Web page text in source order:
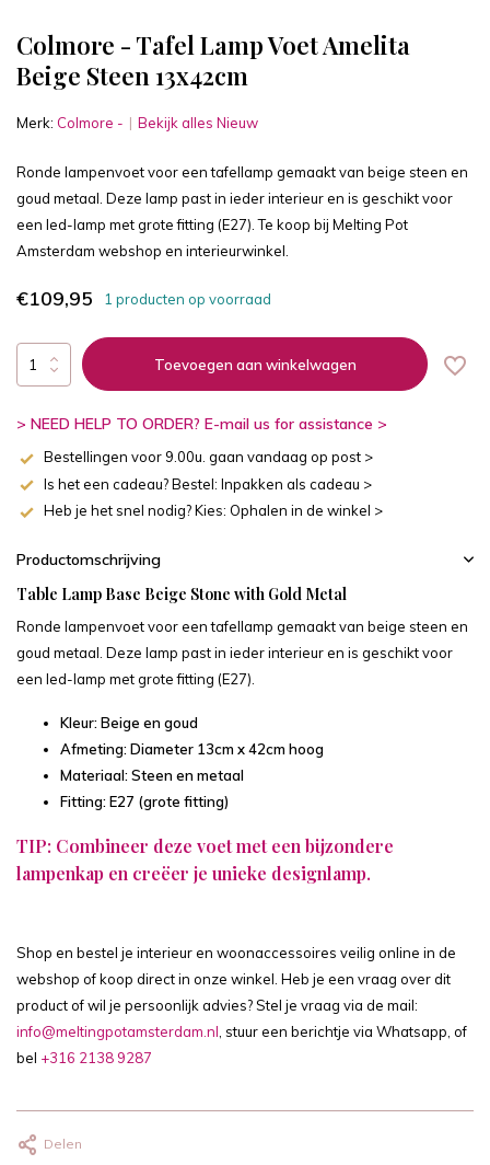
Colmore - Tafel Lamp Voet Amelita
Beige Steen 13x42cm
Merk: Colmore - Bekijk alles Nieuw
Ronde lampenvoet voor een tafellamp gemaakt van beige steen en
goud metaal. Deze lamp past in ieder interieur en is geschikt voor
een led-lamp met grote fitting (E27). Te koop bij Melting Pot
Amsterdam webshop en interieurwinkel.
€109,95 1 producten op voorraad
Toevoegen aan winkelwagen
> NEED HELP TO ORDER? E-mail us for assistance >
Bestellingen voor 9.00u. gaan vandaag op post >
Is het een cadeau? Bestel: Inpakken als cadeau >
Heb je het snel nodig? Kies: Ophalen in de winkel >
Productomschrijving
Table Lamp Base Beige Stone with Gold Metal
Ronde lampenvoet voor een tafellamp gemaakt van beige steen en
goud metaal. Deze lamp past in ieder interieur en is geschikt voor
een led-lamp met grote fitting (E27).
Kleur: Beige en goud
Afmeting: Diameter 13cm x 42cm hoog
Materiaal: Steen en metaal
Fitting: E27 (grote fitting)
TIP: Combineer deze voet met eenbijzondere
lampenkap en creëer je unieke designlamp.
Shop en bestel je interieur en woonaccessoires veilig online in de
webshop of koop direct in onze winkel. Heb je een vraag over dit
product of wil je persoonlijk advies? Stel je vraag via de mail:
info@meltingpotamsterdam.nl, stuur een berichtje via Whatsapp, of
bel +316 2138 9287
Delen